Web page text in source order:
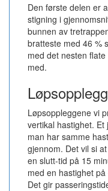
Den første delen er
stigning i
bunnen av
bratteste med 46 %
med det nesten
med.
Løpsoppleggene vi
vertikal hastighet.
man har samme
gjennom. Det vil si
en slutt-tid på 15
med en hastighet
Det gir